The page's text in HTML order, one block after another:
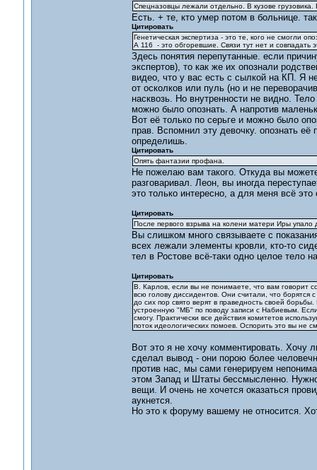
Спецназовцы лежали отдельно. В кузове грузовика.
Есть. + те, кто умер потом в больнице.
Цитировать
Генетическая экспертиза - это те, кого не смогли
А 116 - это обгоревшие. Связи тут нет и
Здесь понятия перепутанные. если
экспертов), то как же их опознали
видео, что у вас есть с сылкой на КП. Я
от осколков или пуль (но и не
насквозь. Но внутренности не видно.
можно было опознать. А напротив
Вот её только по серьге и можно было
прав. Вспомнил эту девочку. опознать её
определишь.
Цитировать
Опять фантазии профана.
Не пожелаю вам такого. Откуда вы
разговаривал. Леон, вы иногда
это только интересно, а для меня всё
Цитировать
После первого взрыва на колени матери Иры упало
Вы слишком много связываете с
всех лежали элементы кровли, кто-то
тел в Ростове всё-таки одно целое тело
Цитировать
В. Карлов, если вы не понимаете, что вам говорит
всю голову диссидентов. Они считали, что
до сих пор свято верят в праведность своей
устроенную "МБ" по поводу записи с Набиевым.
смогу. Практически все действия комитетов
поток идеологических помоев. Оспорить это вы не
Вот это я не хочу комментировать. Хочу
сделал вывод - они порою более
против нас, мы сами генерируем
этом Запад и Штаты бессмысленно.
вещи. И очень не хочется оказаться
аукнется.
Но это к форуму вашему не относится.